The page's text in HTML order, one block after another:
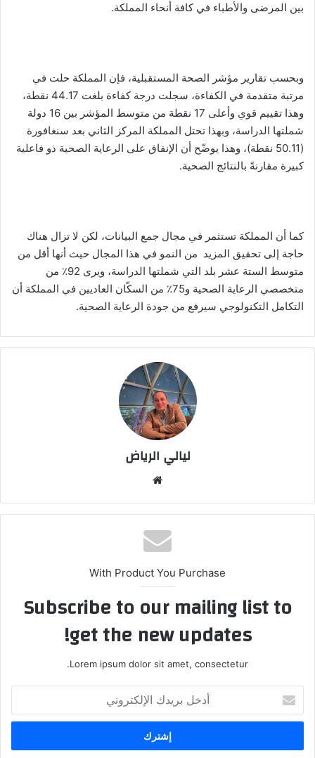
بين المرضى والأطباء في كافة أنحاء المملكة.
وبحسب تقارير مؤشر الصحة المستقبلية، فإن المملكة حلت في
مرتبة متقدمة في الكفاءة، سجلت درجة كفاءة بلغت 44.17 نقطة،
وهذا تقييم قوي وأعلى 17 نقطة من متوسط المؤشر بين 16 دولة
شملتها الدراسة، وبهذا تحتل المملكة المركز الثاني بعد سنغافورة
(50.11 نقطة)، وهذا يوضّح أن الإنفاق على الرعاية الصحية ذو فاعلية
كبيرة مقارنةً بالنتائج الصحية.
كما أن المملكة تستثمر في مجال جمع البيانات، لكن لا تزال هناك
حاجة إلى تحقيق المزيد من النمو في هذا المجال حيث أنها أقل من
متوسط الستة عشر بلد التي شملتها الدراسة، ويرى 92٪ من
متخصصي الرعاية الصحية و75٪ من السكّان العاديين في المملكة أن
التكامل التكنولوجي سيرفع من جودة الرعاية الصحية.
ليالي الرياض
الوي
ب
With Product You Purchase
Subscribe to our mailing list to
get the new updates!
Lorem ipsum dolor sit amet, consectetur.
خ
ب